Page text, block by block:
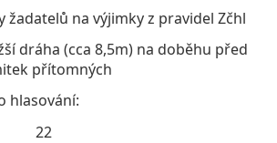
žadatelů na výjimky z pravidel Zčhl
dráha (cca 8,5m) na doběhu před
přítomných
hlasování: